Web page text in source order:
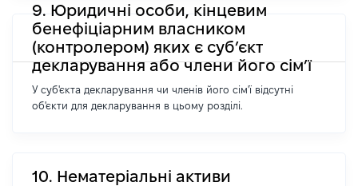
9. Юридичні особи, кінцевим
бенефіціарним власником
(контролером) яких є суб’єкт
декларування або члени його сім’ї
У суб'єкта декларування чи членів його сім'ї відсутні
об'єкти для декларування в цьому розділі.
10. Нематеріальні активи